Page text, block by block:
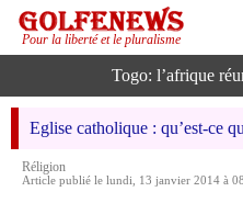
Pour la liberté et le pluralisme
Togo: l’afrique
Eglise catholique : qu’est-ce
Réligion
Article publié le lundi, 13 janvier 2014 à